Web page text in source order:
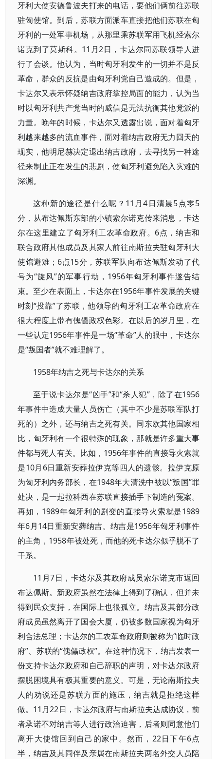
牙利大使安德鲁波夫打来的电话，要他们俩前往苏联
驻匈使馆。到后，苏联方面派车直接把他们苏联在匈
牙利的一处军事机场，从那里乘苏联军用飞机经索尔
诺克到了莫斯科。11月2日，卡达尔同苏联领导人进
行了会谈。他认为，当时匈牙利发生的一切并不是反
革命，群众的反抗是由匈牙利党自己造成的。但是，
卡达尔又表示怀疑纳吉政府掌控局面的能力，认为当
时以匈牙利共产党当时的威信是无法抗衡其他党派的
力量。晚年的时候，卡达尔又透露出说，面对着匈牙
利越来越多的流血事件，面对着纳吉政府无力回天的
现实，他明尼赫决定退出纳吉政府，去寻找另一种途
径来制止正在发生的悲剧，使匈牙利避免陷入灾难的
深渊。
这种新的途径是什么呢？11月4日清晨5点零5
分，从布达佩斯东部的小镇索尔诺克传来消息，卡达
尔在这里建立了匈牙利工农革命政府。6点，纳吉和
联合政府其他成员及其家人前往南斯拉夫驻匈牙利大
使馆避难；6点15分，苏联军队向布达佩斯发动了代
号为“旋风”的军事行动，1956年匈牙利事件遂告结
束。至少在表面上，卡达尔在1956年事件发展的关键
时刻“投靠”了苏联，他领导的匈牙利工农革命政府在
很大程度上带有傀儡政权色彩。在以后的岁月里，在
一些认定1956年事件是一场“革命”人的眼中，卡达尔
是“叛国者”就不难理解了。
1958年纳吉之死与卡达尔的关系
至于说卡达尔是“凶手”和“杀人犯”，除了在1956
年事件中造成大量人员伤亡（其中不少是苏联军队打
死的）之外，还与纳吉之死有关。同东欧其他国家相
比，匈牙利有一个很特殊的现象，那就是许多重大事
件都与死人有关。比如，1956年事件的直接导火索就
是10月6日重新安葬拉伊克等四人的遗骸。拉伊克原
为匈牙利内务部长，在1948年大清洗中被以“叛国”罪
处决，是一起拉科西在苏联直接插手下制造的冤案。
再如，1989年匈牙利的剧变的直接导火索就是1989
年6月14日重新安葬纳吉。纳吉是1956年匈牙利事件
的主角，1958年被处死，而他的死卡达尔似乎脱不了
干系。
11月7日，卡达尔及其政府成员索尔诺克市返回
布达佩斯。新政府虽然在法律上得到了确认，但并未
得到民众支持，在国际上也很孤立。纳吉及其部分政
府成员虽然离开了国会大厦，仍被多数国家视为匈牙
利合法总理；卡达尔的工农革命政府则被称为“临时政
府”、苏联的“傀儡政权”。在这种情况下，纳吉发表一
份支持卡达尔政府和自己辞职的声明，对卡达尔政府
摆脱困境具有极其重要的意义。可是，无论南斯拉夫
人的劝说还是苏联方面的施压，纳吉就是拒绝这样
做。11月22日，卡达尔政府与南斯拉夫达成协议，前
者承诺不对纳吉等人进行政治迫害，后者则同意他们
离开大使馆回到自己的家中。然而，22日下午6点
半，纳吉及其同伴及亲属在南斯拉夫两名外交人员陪